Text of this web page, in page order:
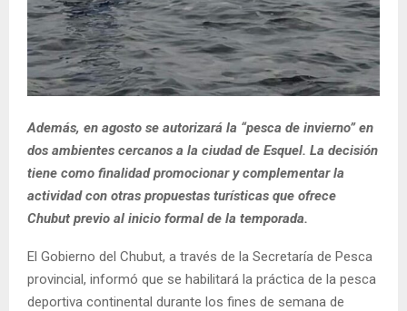
Además, en agosto se autorizará la “pesca de invierno” en
dos ambientes cercanos a la ciudad de Esquel. La decisión
tiene como finalidad promocionar y complementar la
actividad con otras propuestas turísticas que ofrece
Chubut previo al inicio formal de la temporada.
El Gobierno del Chubut, a través de la Secretaría de Pesca
provincial, informó que se habilitará la práctica de la pesca
deportiva continental durante los fines de semana de